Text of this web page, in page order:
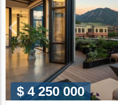
$ 4 250 000